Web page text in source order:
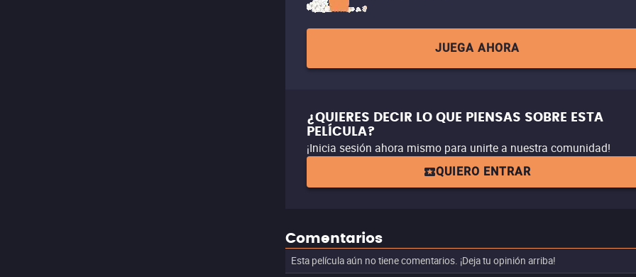
JUEGA AHORA
¿QUIERES DECIR LO QUE PIENSAS SOBRE ESTA
PELÍCULA?
¡Inicia sesión ahora mismo para unirte a nuestra comunidad!
QUIERO ENTRAR
Comentarios
Esta película aún no tiene comentarios. ¡Deja tu opinión arriba!